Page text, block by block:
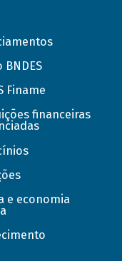
BNDES
Finame
financeiras
e economia